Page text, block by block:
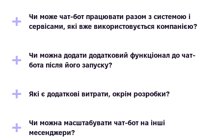
Чи може чат-бот працювати разом з системою і
сервісами, які вже використовується компанією?
Чи можна додати додатковий функціонал до чат-
бота після його запуску?
Які є додаткові витрати, окрім розробки?
Чи можна масштабувати чат-бот на інші
месенджери?